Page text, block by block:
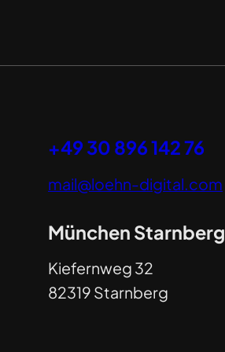
+49 30 896 142 76
mail@loehn-digital.com
München Starnberg
Kiefernweg 32
82319 Starnberg